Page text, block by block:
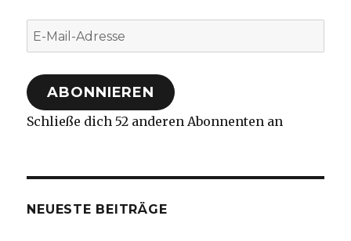
E-
Mail-
Adresse
ABONNIEREN
Schließe dich 52 anderen Abonnenten an
NEUESTE BEITRÄGE